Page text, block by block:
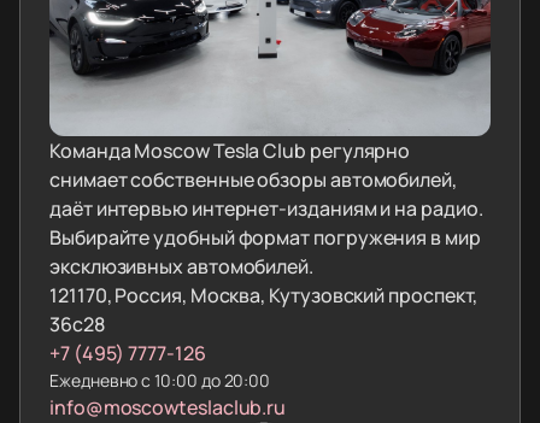
Команда Moscow Tesla Club регулярно
снимает собственные обзоры автомобилей,
даёт интервью интернет-изданиям и на радио.
Выбирайте удобный формат погружения в мир
эксклюзивных автомобилей.
121170, Россия, Москва, Кутузовский проспект,
36с28
+7 (495) 7777-126
Ежедневно с 10:00 до 20:00
info@moscowteslaclub.ru